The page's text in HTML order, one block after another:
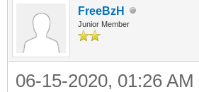
FreeBzH
Junior Member
06-15-2020, 01:26 AM